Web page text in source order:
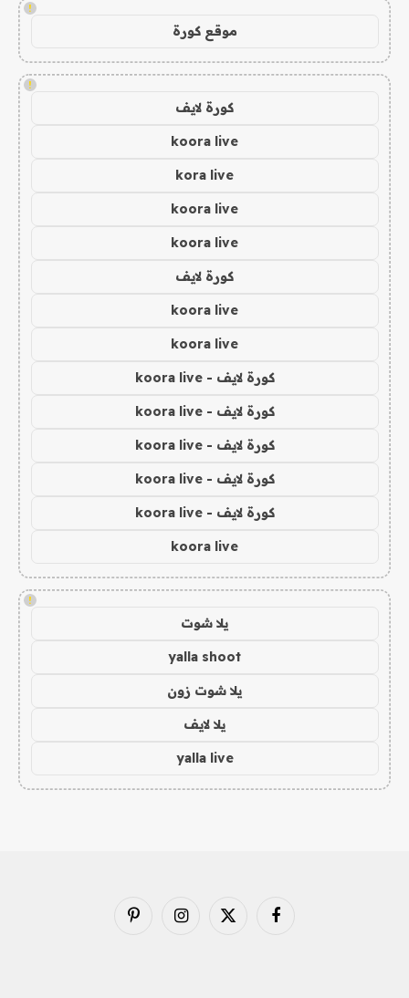
!
موقع كورة
!
كورة لايف
koora live
kora live
koora live
koora live
كورة لايف
koora live
koora live
كورة لايف - koora live
كورة لايف - koora live
كورة لايف - koora live
كورة لايف - koora live
كورة لايف - koora live
koora live
!
يلا شوت
yalla shoot
يلا شوت زون
يلا لايف
yalla live
فيسبوك X
الانستغرامبينتيريست